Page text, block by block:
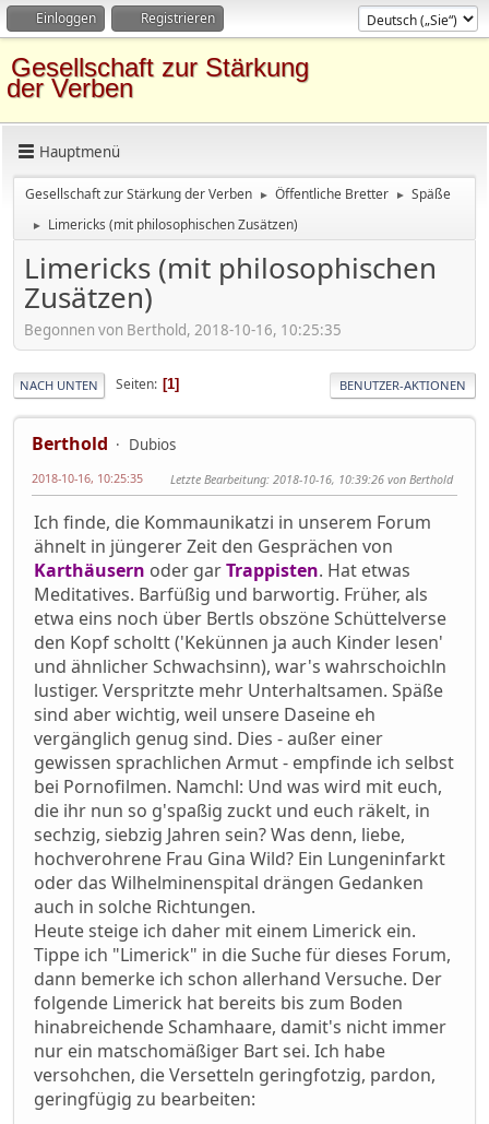
Einloggen Registrieren
Gesellschaft zur Stärkung
der Verben
Hauptmenü
Gesellschaft zur Stärkung der Verben ► Öffentliche Bretter ► Späße
► Limericks (mit philosophischen Zusätzen)
Limericks (mit philosophischen
Zusätzen)
Begonnen von Berthold, 2018-10-16, 10:25:35
NACH UNTEN Seiten 1 BENUTZER-AKTIONEN
Berthold Dubios
2018-10-16, 10:25:35 Letzte Bearbeitung: 2018-10-16, 10:39:26 von Berthold
Ich finde, die Kommaunikatzi in unserem Forum
ähnelt in jüngerer Zeit den Gesprächen von
Karthäusern oder garTrappisten. Hat etwas
Meditatives. Barfüßig und barwortig. Früher, als
etwa eins noch über Bertls obszöne Schüttelverse
den Kopf scholtt ('Kekünnen ja auch Kinder lesen'
und ähnlicher Schwachsinn), war's wahrschoichln
lustiger. Verspritzte mehr Unterhaltsamen. Späße
sind aber wichtig, weil unsere Daseine eh
vergänglich genug sind. Dies - außer einer
gewissen sprachlichen Armut - empfinde ich selbst
bei Pornofilmen. Namchl: Und was wird mit euch,
die ihr nun so g'spaßig zuckt und euch räkelt, in
sechzig, siebzig Jahren sein? Was denn, liebe,
hochverohrene Frau Gina Wild? Ein Lungeninfarkt
oder das Wilhelminenspital drängen Gedanken
auch in solche Richtungen.
Heute steige ich daher mit einem Limerick ein.
Tippe ich "Limerick" in die Suche für dieses Forum,
dann bemerke ich schon allerhand Versuche. Der
folgende Limerick hat bereits bis zum Boden
hinabreichende Schamhaare, damit's nicht immer
nur ein matschomäßiger Bart sei. Ich habe
versohchen, die Versetteln geringfotzig, pardon,
geringfügig zu bearbeiten: